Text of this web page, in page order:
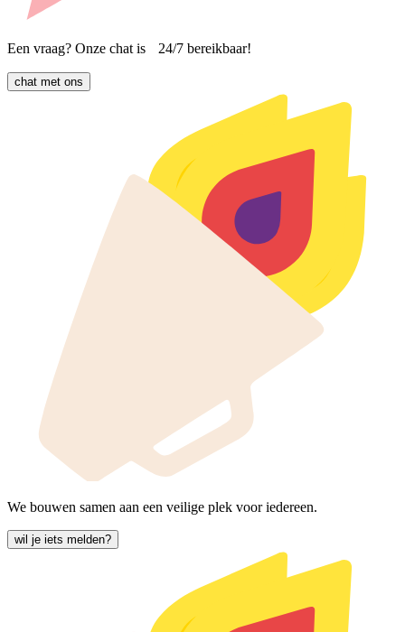
Een vraag? Onze chat is 24/7 bereikbaar!
chat met ons
We bouwen samen aan een veilige plek voor iedereen.
wil je iets melden?